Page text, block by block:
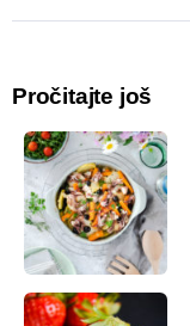
Pročitajte još